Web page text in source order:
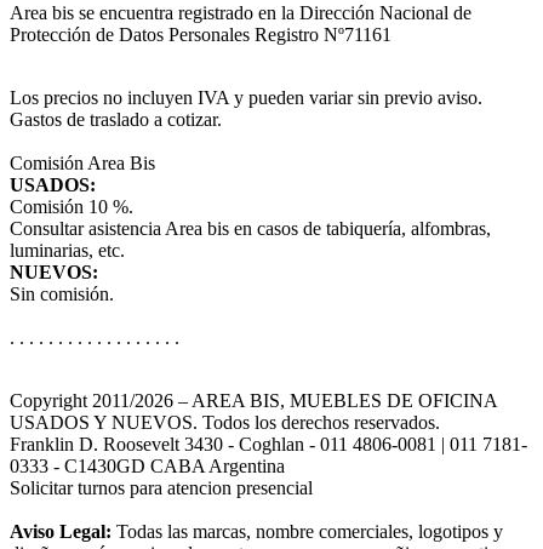
Area bis se encuentra registrado en la Dirección Nacional de
Protección de Datos Personales Registro Nº71161
Los precios no incluyen IVA y pueden variar sin previo aviso.
Gastos de traslado a cotizar.
Comisión Area Bis
USADOS:
Comisión 10 %.
Consultar asistencia Area bis en casos de tabiquería, alfombras,
luminarias, etc.
NUEVOS:
Sin comisión.
. . . . . . . . . . . . . . . . . .
Copyright 2011/2026 – AREA BIS, MUEBLES DE OFICINA
USADOS Y NUEVOS. Todos los derechos reservados.
Franklin D. Roosevelt 3430 - Coghlan - 011 4806-0081 | 011 7181-
0333 - C1430GD CABA Argentina
Solicitar turnos para atencion presencial
Aviso Legal: Todas las marcas, nombre comerciales, logotipos y